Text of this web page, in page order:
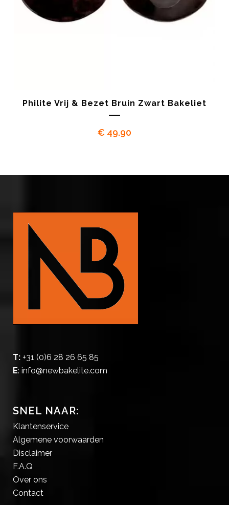
Philite Vrij & Bezet Bruin Zwart Bakeliet
€ 49.90
T: +31 (0)6 28 26 65 85
E: info@newbakelite.com
SNEL NAAR:
Klantenservice
Algemene voorwaarden
Disclaimer
F.A.Q
Over ons
Contact